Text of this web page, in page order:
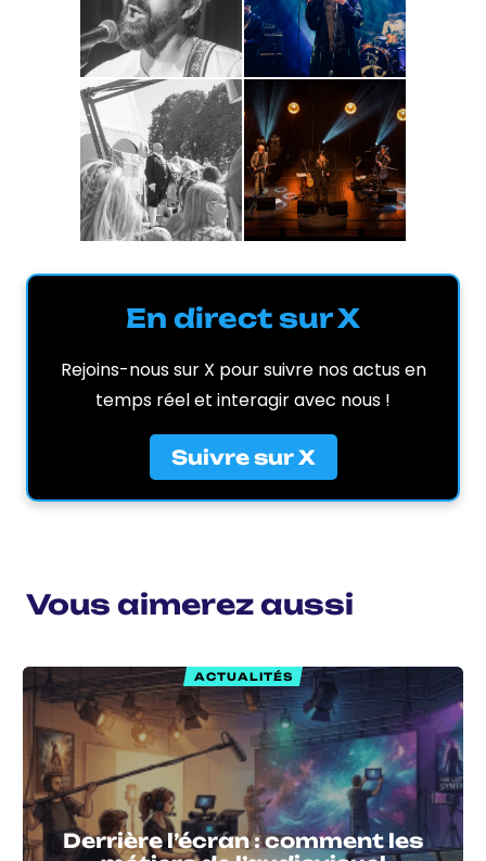
En direct sur X
Rejoins-nous sur X pour suivre nos actus en
temps réel et interagir avec nous !
Suivre sur X
Vous aimerez aussi
ACTUALITÉS
Derrière l’écran : comment les